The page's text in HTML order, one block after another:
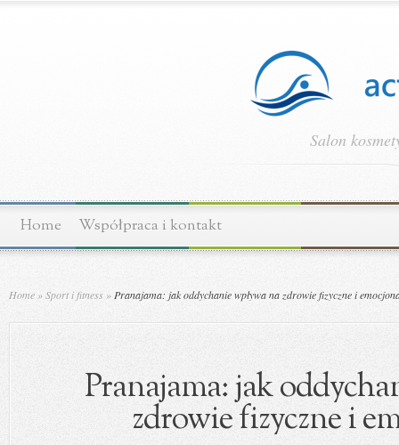
Salon
Home Współpraca i kontakt
Home »Sport i fitness » Pranajama: jak oddychanie wpływa na zdrowie fizyczne i
Pranajama: jak
zdrowie fizyczne i